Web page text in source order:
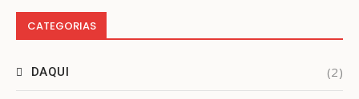
CATEGORIAS
DAQUI (2)